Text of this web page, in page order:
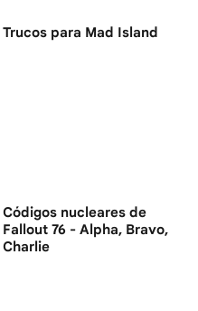
Trucos para Mad Island
Códigos nucleares de
Fallout 76 - Alpha, Bravo,
Charlie